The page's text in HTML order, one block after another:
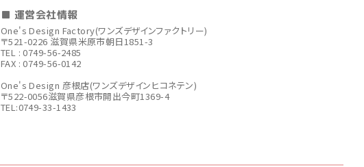
■ 運営会社情報
One's Design Factory(ワンズデザインファクトリー)
〒521-0226 滋賀県米原市朝日1851-3
TEL : 0749-56-2485
FAX : 0749-56-0142
One's Design 彦根店(ワンズデザインヒコネテン)
〒522-0056滋賀県彦根市開出今町1369-4
TEL:0749-33-1433